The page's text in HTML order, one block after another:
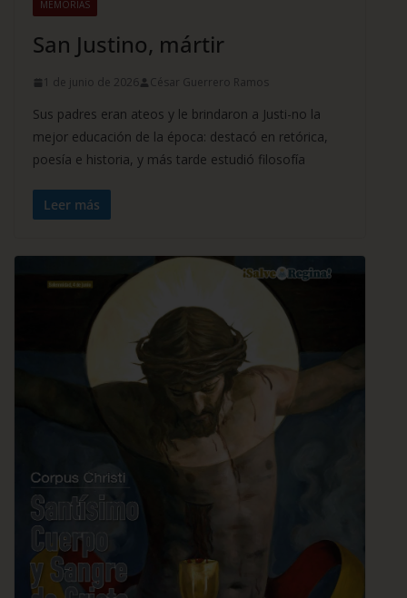
MEMORIAS
San Justino, mártir
1 de junio de 2026 César Guerrero Ramos
Sus padres eran ateos y le brindaron a Justi-no la
mejor educación de la época: destacó en retórica,
poesía e historia, y más tarde estudió filosofía
Leer más